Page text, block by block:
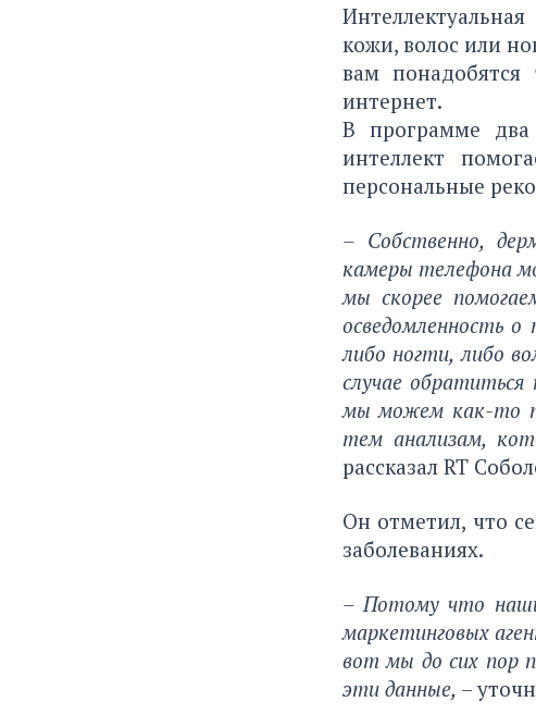
кожи, волос или
вам
интернет.
В программе два
интеллект
персональные
– Собственно,
камеры телефона
мы скорее
осведомленность
либо ногти, либо
случае
мы можем как-то
тем анализам,
рассказал RT
Он отметил, что
заболеваниях.
– Потому что
маркетинговых
вот мы до сих пор
эти данные, –